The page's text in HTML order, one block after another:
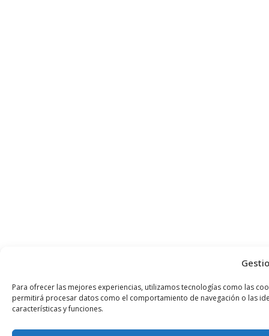
Para ofrecer las mejores experiencias, utilizamos tecnologías como las
permitirá procesar datos como el comportamiento de navegación o las
características y funciones.